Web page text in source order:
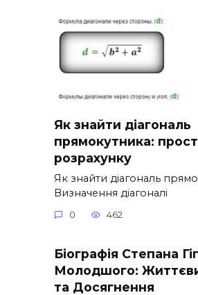
Як знайти діагональ
прямокутника:
розрахунку
Як знайти діагональ
Визначення діагоналі
0 462
Біографія Степана
Молодшого:
та Досягнення